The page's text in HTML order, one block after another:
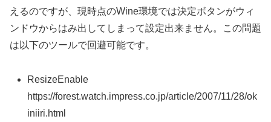
えるのですが、現時点のWine環境では決定ボタンがウィ
ンドウからはみ出してしまって設定出来ません。この問題
は以下のツールで回避可能です。
ResizeEnable
https://forest.watch.impress.co.jp/article/2007/11/28/ok
iniiri.html